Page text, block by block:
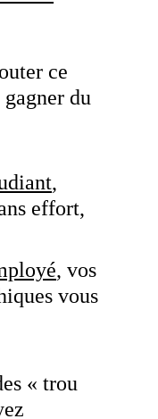
ce
du
,
effort,
, vos
vous
« trou